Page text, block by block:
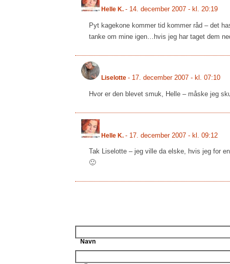
Helle K. - 14. december 2007 - kl. 20:19
Pyt kagekone kommer tid kommer råd – det
tanke om mine igen…hvis jeg har taget dem
Liselotte - 17. december 2007 - kl. 07:10
Hvor er den blevet smuk, Helle – måske jeg
Helle K. - 17. december 2007 - kl. 09:12
Tak Liselotte – jeg ville da elske, hvis jeg for
🙂
Navn